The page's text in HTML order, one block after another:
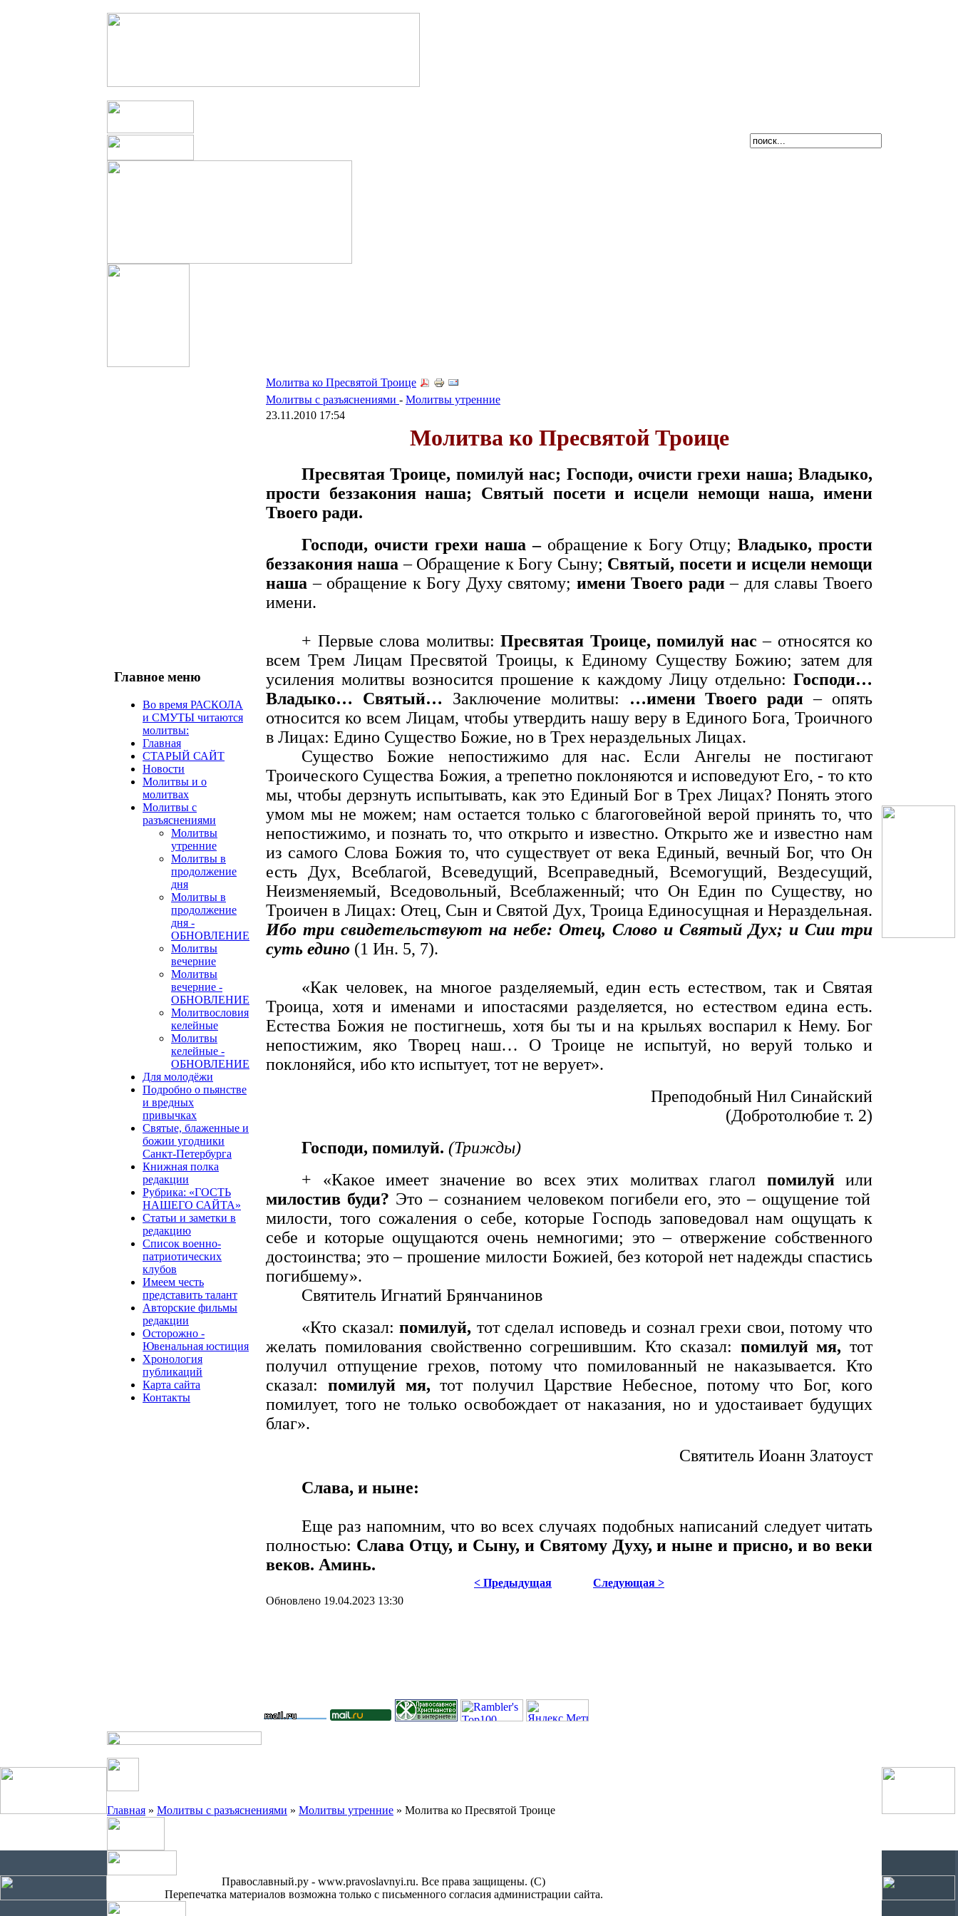
Главное меню
Во время РАСКОЛА
и СМУТЫ читаются
молитвы:
Главная
СТАРЫЙ САЙТ
Новости
Молитвы и о
молитвах
Молитвы с
разъяснениями
Молитвы
утренние
Молитвы в
продолжение
дня
Молитвы в
продолжение
дня -
ОБНОВЛЕНИЕ
Молитвы
вечерние
Молитвы
вечерние -
ОБНОВЛЕНИЕ
Молитвословия
келейные
Молитвы
келейные -
ОБНОВЛЕНИЕ
Для молодёжи
Подробно о пьянстве
и вредных
привычках
Святые, блаженные и
божии угодники
Санкт-Петербурга
Книжная полка
редакции
Рубрика: «ГОСТЬ
НАШЕГО САЙТА»
Статьи и заметки в
редакцию
Список военно-
патриотических
клубов
Имеем честь
представить талант
Авторские фильмы
редакции
Осторожно -
Ювенальная юстиция
Хронология
публикаций
Карта сайта
Контакты
Молитва ко Пресвятой Троице
Молитвы с разъяснениями - Молитвы утренние
23.11.2010 17:54
Молитва ко Пресвятой Троице
Пресвятая Троице, помилуй нас; Господи, очисти грехи наша; Владыко,
прости беззакония наша; Святый посети и исцели немощи наша, имени
Твоего ради.
Господи, очисти грехи наша – обращение к Богу Отцу;Владыко, прости
беззакония наша– Обращение к Богу Сыну; Святый, посети и исцели немощи
наша– обращение к Богу Духу святому; имени Твоего ради– для славы Твоего
имени.
+ Первые слова молитвы: Пресвятая Троице, помилуй нас – относятся ко
всем Трем Лицам Пресвятой Троицы, к Единому Существу Божию; затем для
усиления молитвы возносится прошение к каждому Лицу отдельно: Господи…
Владыко… Святый… Заключение молитвы: …имени Твоего ради– опять
относится ко всем Лицам, чтобы утвердить нашу веру в Единого Бога, Троичного
в Лицах: Едино Существо Божие, но в Трех нераздельных Лицах.
Существо Божие непостижимо для нас. Если Ангелы не постигают
Троического Существа Божия, а трепетно поклоняются и исповедуют Его, - то кто
мы, чтобы дерзнуть испытывать, как это Единый Бог в Трех Лицах? Понять этого
умом мы не можем; нам остается только с благоговейной верой принять то, что
непостижимо, и познать то, что открыто и известно. Открыто же и известно нам
из самого Слова Божия то, что существует от века Единый, вечный Бог, что Он
есть Дух, Всеблагой, Всеведущий, Всеправедный, Всемогущий, Вездесущий,
Неизменяемый, Вседовольный, Всеблаженный; что Он Един по Существу, но
Троичен в Лицах: Отец, Сын и Святой Дух, Троица Единосущная и Нераздельная.
Ибо три свидетельствуют на небе: Отец, Слово и Святый Дух; и Сии три
суть едино (1 Ин. 5, 7).
«Как человек, на многое разделяемый, един есть естеством, так и Святая
Троица, хотя и именами и ипостасями разделяется, но естеством едина есть.
Естества Божия не постигнешь, хотя бы ты и на крыльях воспарил к Нему. Бог
непостижим, яко Творец наш… О Троице не испытуй, но веруй только и
поклоняйся, ибо кто испытует, тот не верует».
Преподобный Нил Синайский
(Добротолюбие т. 2)
Господи, помилуй. (Трижды)
+ «Какое имеет значение во всех этих молитвах глагол помилуйили
милостив буди? Это – сознанием человеком погибели его, это – ощущение той
милости, того сожаления о себе, которые Господь заповедовал нам ощущать к
себе и которые ощущаются очень немногими; это – отвержение собственного
достоинства; это – прошение милости Божией, без которой нет надежды спастись
погибшему».
Святитель Игнатий Брянчанинов
«Кто сказал:помилуй, тот сделал исповедь и сознал грехи свои, потому что
желать помилования свойственно согрешившим. Кто сказал: помилуй мя, тот
получил отпущение грехов, потому что помилованный не наказывается. Кто
сказал: помилуй мя, тот получил Царствие Небесное, потому что Бог, кого
помилует, того не только освобождает от наказания, но и удостаивает будущих
благ».
Святитель Иоанн Златоуст
Слава, и ныне:
Еще раз напомним, что во всех случаях подобных написаний следует читать
полностью: Слава Отцу, и Сыну, и Святому Духу, и ныне и присно, и во веки
веков. Аминь.
< Предыдущая
Следующая >
Обновлено 19.04.2023 13:30
Главная » Молитвы с разъяснениями » Молитвы утренние » Молитва ко Пресвятой Троице
Православный.ру - www.pravoslavnyi.ru. Все права защищены. (C)
Перепечатка материалов возможна только с письменного согласия администрации сайта.